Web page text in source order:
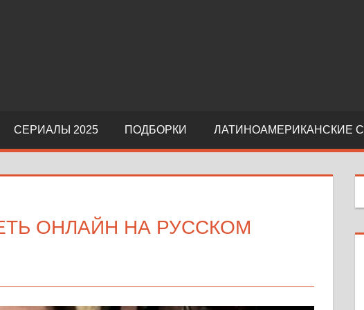
СЕРИАЛЫ 2025 ПОДБОРКИ ЛАТИНОАМЕРИКАНСКИЕ
ОНЛАЙН НА РУССКОМ